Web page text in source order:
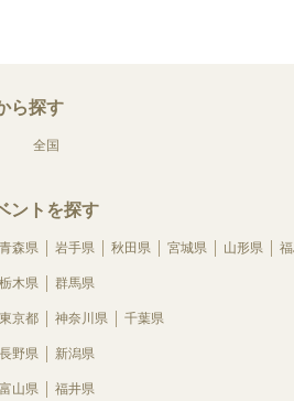
ら探す
全国
ントを探す
青森県 岩手県 秋田県 宮城県 山形県
栃木県 群馬県
東京都 神奈川県 千葉県
長野県 新潟県
富山県 福井県